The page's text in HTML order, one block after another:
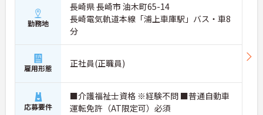
勤務地
長崎県 長崎市 油木町65-14
長崎電気軌道本線「浦上車庫駅」バス・車8
分
雇用形態 正社員(正職員)
応募要件
■介護福祉士資格 ※経験不問 ■普通自動車
運転免許（AT限定可）必須